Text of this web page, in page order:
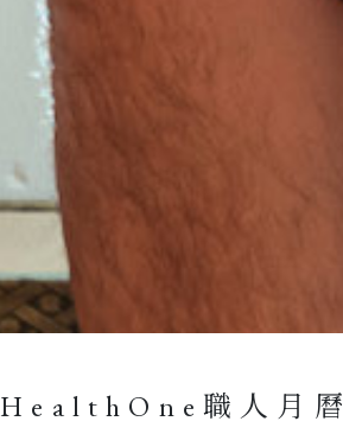
HealthOne職人月曆